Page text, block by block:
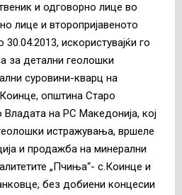
и одговорно лице во
лице и второпријавеното
искористувајќи го
за детални геолошки
суровини-кварц на
општина Старо
Владата на РС Македонија, кој
истражувања, вршеле
и продажба на минерални
„Пчиња“- с.Коинце и
без добиени концесии